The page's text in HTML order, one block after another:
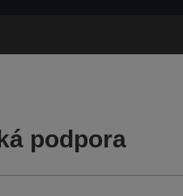
podpora